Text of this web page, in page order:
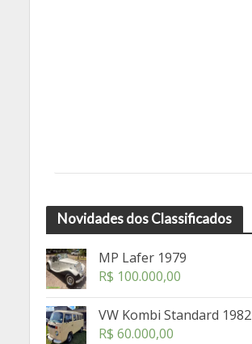
Novidades dos Classificados
MP Lafer 1979
R$ 100.000,00
VW Kombi Standard 1982
R$ 60.000,00